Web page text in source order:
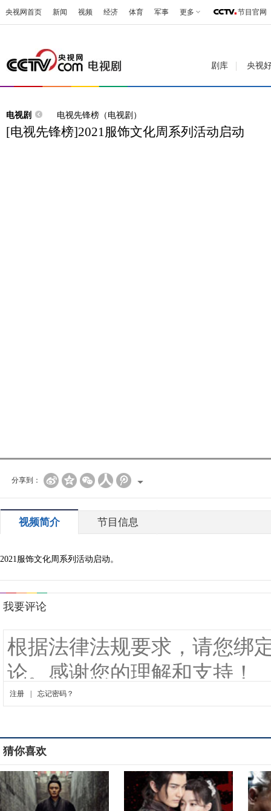
央视网首页 新闻 视频 经济 体育 军事 更多 节目官网
剧库 央视
电视剧 电视先锋榜（电视剧）
[电视先锋榜]2021服饰文化周系列活动启动
分享到：
视频简介 节目信息
2021服饰文化周系列活动启动。
猜你喜欢